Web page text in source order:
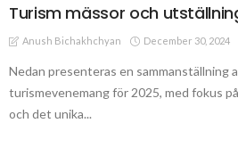
Turism mässor och
Anush Bichakhchyan December 30, 2024
Nedan presenteras en sammanställning
turismevenemang för 2025, med fokus
och det unika...